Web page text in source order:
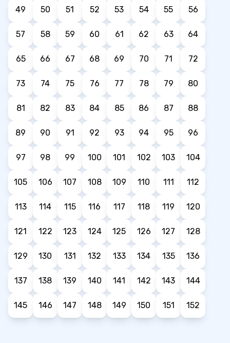
49 50 51 52 53 54 55 56
57 58 59 60 61 62 63 64
65 66 67 68 69 70 71 72
73 74 75 76 77 78 79 80
81 82 83 84 85 86 87 88
89 90 91 92 93 94 95 96
97 98 99 100 101 102 103 104
105 106 107 108 109 110 111 112
113 114 115 116 117 118 119 120
121 122 123 124 125 126 127 128
129 130 131 132 133 134 135 136
137 138 139 140 141 142 143 144
145 146 147 148 149 150 151 152